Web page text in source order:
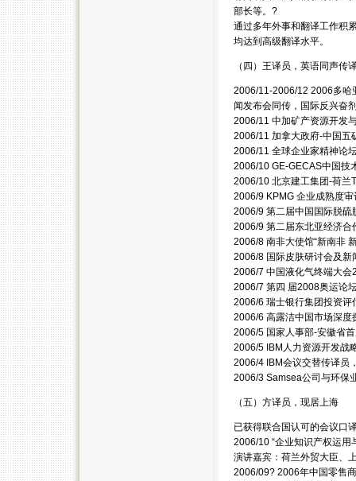
部长等。?
通过多年外事和翻译工作积
均达到高级翻译水平。
（四）王译员，英语同声传
2006/11-2006/12 2006多哈
闻发布会同传，国际反兴奋
2006/11 中加矿产资源开发
2006/11 加拿大政府-中国五
2006/11 全球企业家精神论
2006/10 GE-GECAS中国技
2006/10 北京建工集团-荷兰
2006/9 KPMG 企业成熟度
2006/9 第二届中国国际脱硫
2006/9 第二届东北亚经济
2006/8 南非大使馆“新南非
2006/8 国际皮肤研讨会及新
2006/7 中国液化气终端大会
2006/7 第四 届2008奥运论
2006/6 瑞士银行集团投资评
2006/6 高露洁中国市场深度
2006/5 国家人事部-安徽省
2006/5 IBM人力资源开发战
2006/4 IBM会议交替传译员
2006/3 Samsea公司与环保
（五）方译员，现居上海
已获得联合国认可的会议口
2006/10 “企业知识产权运用
演讲嘉宾：荷兰外贸大臣、
2006/09? 2006年中国零售